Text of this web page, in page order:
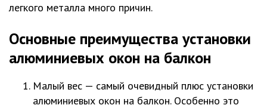
легкого металла много причин.
Основные преимущества установки
алюминиевых окон на балкон
Малый вес — самый очевидный плюс установки
алюминиевых окон на балкон. Особенно это